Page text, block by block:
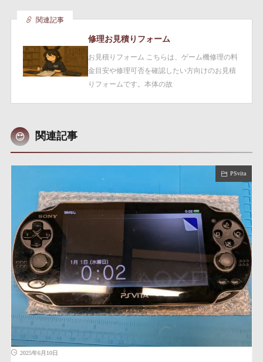
関連記事
修理お見積りフォーム
お見積りフォーム こちらは、ゲーム機修理の料
金目安や修理可否を確認したい方向けのお見積
りフォームです。本体の故
関連記事
PSvita
2025年6月10日